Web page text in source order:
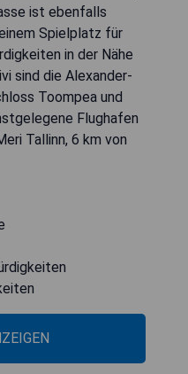
ist ebenfalls
Spielplatz für
in der Nähe
sind die Alexander-
Toompea und
Flughafen
Tallinn, 6 km von